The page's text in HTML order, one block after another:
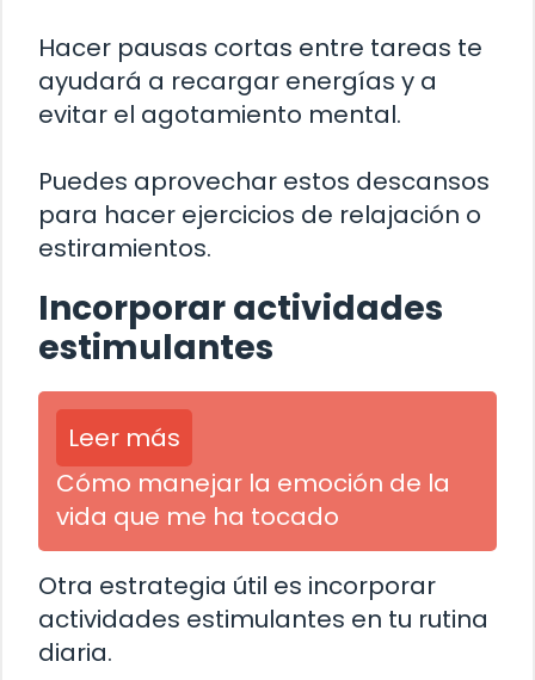
Hacer pausas cortas entre tareas te
ayudará a recargar energías y a
evitar el agotamiento mental.
Puedes aprovechar estos descansos
para hacer ejercicios de relajación o
estiramientos.
Incorporar actividades
estimulantes
Leer más
Cómo manejar la emoción de la
vida que me ha tocado
Otra estrategia útil es incorporar
actividades estimulantes en tu rutina
diaria.